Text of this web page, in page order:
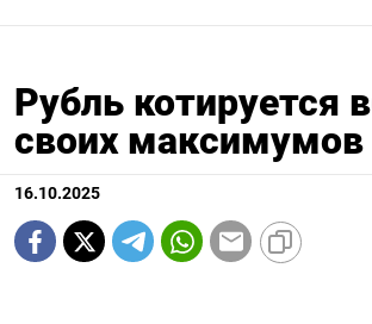
Рубль котируется
своих
16.10.2025